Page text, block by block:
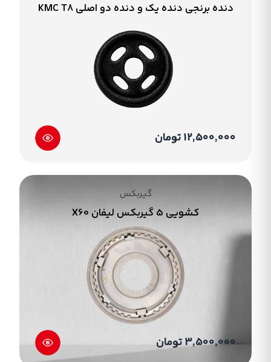
دنده برنجی دنده یک و دنده دو اصلی KMC T8
12,500,000 تومان
گیربکس
کشویی 5 گیربکس لیفان X60
3,500,000 تومان